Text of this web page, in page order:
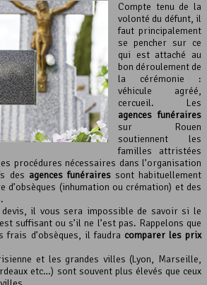
Compte tenu de la
volonté du défunt, il
faut principalement
se pencher sur ce
qui est attaché au
bon déroulement de
la cérémonie :
véhicule agréé,
cercueil. Les
agences funéraires
sur Rouen
soutiennent les
familles attristées
procédures nécessaires dans l’organisation
des agences funérairessont habituellement
d’obsèques (inhumation ou crémation) et des
devis, il vous sera impossible de savoir si le
suffisant ou s’il ne l’est pas. Rappelons que
frais d’obsèques, il faudra comparer les prix
et les grandes villes (Lyon, Marseille,
etc…) sont souvent plus élevés que ceux